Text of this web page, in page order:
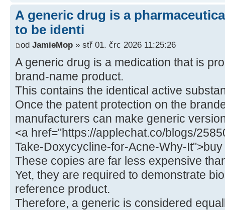
A generic drug is a
to be identi
od JamieMop » stř 01. črc 2026 11:25:26
A generic drug is a medication that is
brand-name product.
This contains the identical active
Once the patent protection on the
manufacturers can make generic
<a href="https://applechat.co/blogs/
Take-Doxycycline-for-Acne-Why-
These copies are far less expensive
Yet, they are required to demonstrate
reference product.
Therefore, a generic is considered